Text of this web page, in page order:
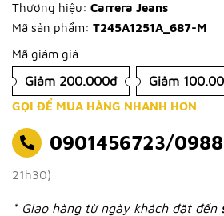
Thương hiệu: Carrera Jeans
Mã sản phẩm: T245A1251A_687-M
Mã giảm giá
Giảm 200.000đ Giảm
GỌI ĐỂ MUA HÀNG NHANH HƠN
0901456723/
21h30)
* Giao hàng từ ngày khách đặt đến